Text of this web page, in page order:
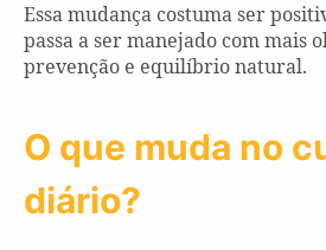
Essa mudança costuma ser
passa a ser manejado com mais
prevenção e equilíbrio natural.
O que muda no
diário?